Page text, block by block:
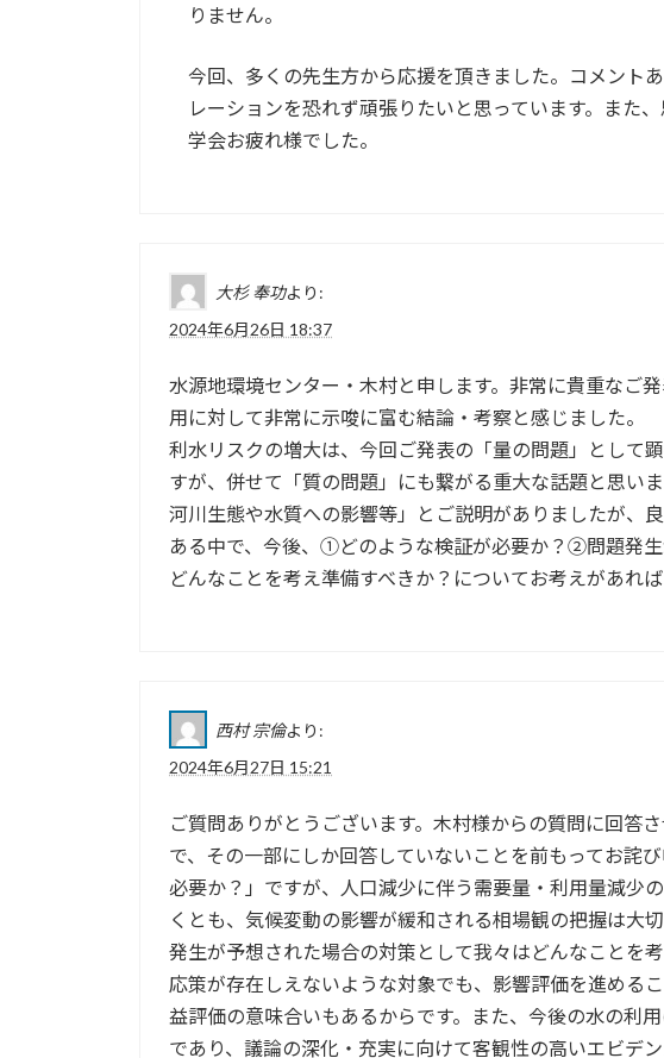
りません。
今回、多くの先生方から応援を頂きました。コメント
レーションを恐れず頑張りたいと思っています。また
学会お疲れ様でした。
大杉 奉功より:
2024年6月26日 18:37
水源地環境センター・木村と申します。非常に貴重なご
用に対して非常に示唆に富む結論・考察と感じました。
利水リスクの増大は、今回ご発表の「量の問題」として
すが、併せて「質の問題」にも繋がる重大な話題と思い
河川生態や水質への影響等」とご説明がありましたが、
ある中で、今後、①どのような検証が必要か？②問題発
どんなことを考え準備すべきか？についてお考えがあれ
西村 宗倫より:
2024年6月27日 15:21
ご質問ありがとうございます。木村様からの質問に回答
で、その一部にしか回答していないことを前もってお詫
必要か？」ですが、人口減少に伴う需要量・利用量減少
くとも、気候変動の影響が緩和される相場観の把握は大
発生が予想された場合の対策として我々はどんなことを
応策が存在しえないような対象でも、影響評価を進める
益評価の意味合いもあるからです。また、今後の水の利
であり、議論の深化・充実に向けて客観性の高いエビデ